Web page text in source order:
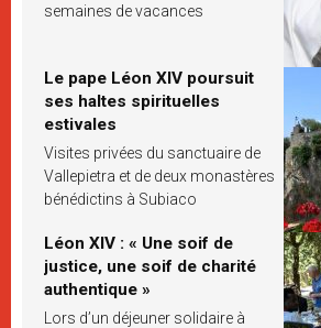
semaines de vacances
Le pape Léon XIV poursuit
ses haltes spirituelles
estivales
Visites privées du sanctuaire de
Vallepietra et de deux monastères
bénédictins à Subiaco
Léon XIV : « Une soif de
justice, une soif de charité
authentique »
Lors d’un déjeuner solidaire à